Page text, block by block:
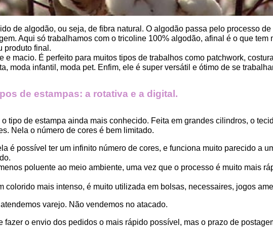
de algodão, ou seja, de fibra natural. O algodão passa pelo processo
Aqui só trabalhamos com o tricoline 100% algodão, afinal é o que
produto final.
e macio. É perfeito para muitos tipos de trabalhos como patchwork,
moda infantil, moda pet. Enfim, ele é super versátil e ótimo de se
de estampas: a rotativa e a digital.
o tipo de estampa ainda mais conhecido. Feita em grandes cilindros, o
Nela o número de cores é bem limitado.
é possível ter um infinito número de cores, e funciona muito parecido a
poluente ao meio ambiente, uma vez que o processo é muito mais
colorido mais intenso, é muito utilizada em bolsas, necessaires, jogos
varejo. Não vendemos no atacado.
fazer o envio dos pedidos o mais rápido possível, mas o prazo de